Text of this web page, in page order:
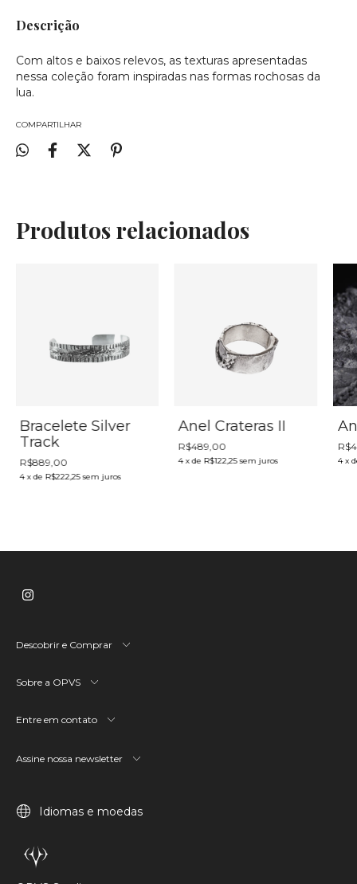
Descrição
Com altos e baixos relevos, as texturas apresentadas
nessa coleção foram inspiradas nas formas rochosas da
lua.
COMPARTILHAR
Produtos relacionados
Bracelete Silver
Track
R$889,00
4 xde R$222,25 sem juros
Anel Crateras II
R$489,00
4 xdeR$122,25 sem juros 4 x
Descobrir e Comprar
Sobre a OPVS
Entre em contato
Assine nossa newsletter
Idiomas e moedas